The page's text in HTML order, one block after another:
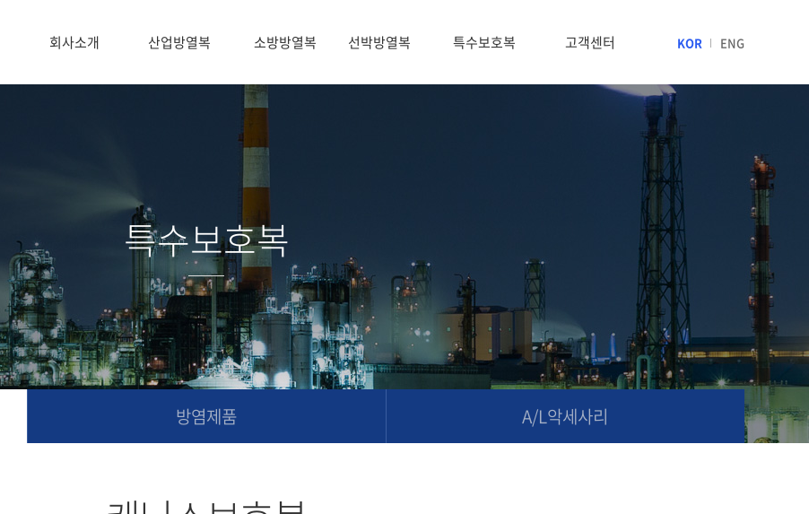
KOR ENG
회사소개 산업방열복 소방방열복 선박방열복 특수보호복 고객센터
특수보호복
방염제품 A/L악세사리